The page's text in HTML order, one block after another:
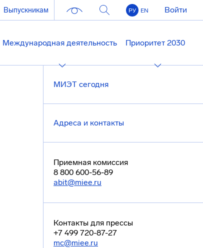
Выпускникам РУ EN Войти
Международная деятельность Приоритет 2030
МИЭТ сегодня
Адреса и контакты
Приемная комиссия
8 800 600-56-89
abit@miee.ru
Контакты для прессы
+7 499 720-87-27
mc@miee.ru